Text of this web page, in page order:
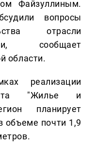
Файзуллиным.
вопросы
отрасли
сообщает
области.
реализации
"Жилье и
планирует
объеме почти 1,9